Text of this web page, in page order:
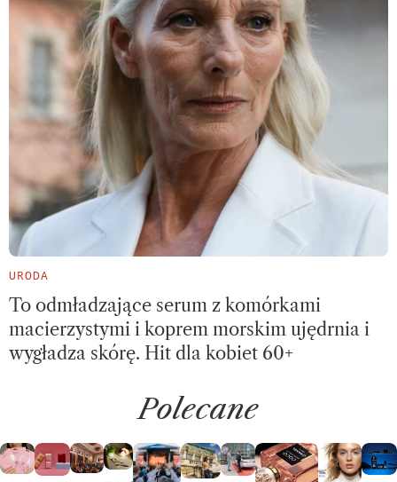
URODA
To odmładzające serum z komórkami
macierzystymi i koprem morskim ujędrnia i
wygładza skórę. Hit dla kobiet 60+
Polecane